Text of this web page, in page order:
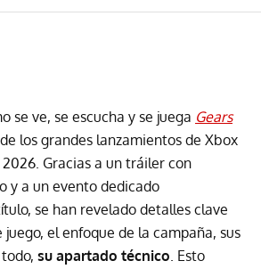
se ve, se escucha y se juega Gears
los grandes lanzamientos de Xbox
Gracias a un tráiler con
y a un evento dedicado
se han revelado detalles clave
juego, el enfoque de la campaña, sus
su apartado técnico. Esto